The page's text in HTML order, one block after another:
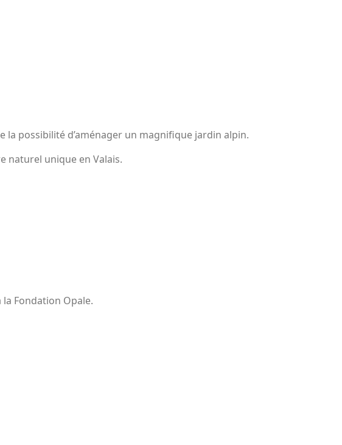
la possibilité d’aménager un magnifique jardin alpin.
naturel unique en Valais.
Fondation Opale.